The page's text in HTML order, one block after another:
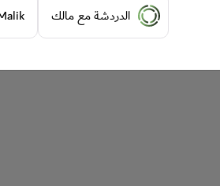
الدردشة مع مالك